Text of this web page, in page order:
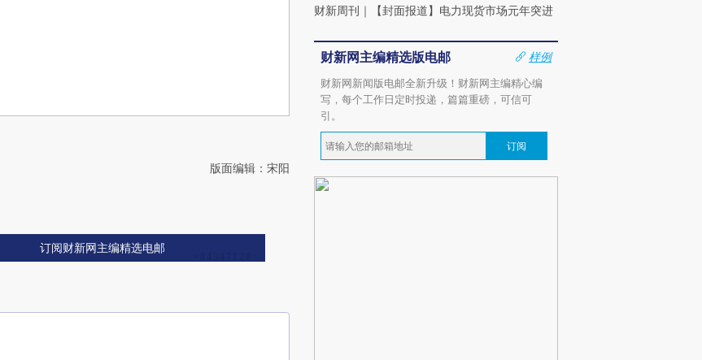
版面编辑：宋阳
订阅财新网主编精选电邮
财新周刊 ｜ 【封面报道】电力现货市场元年突进
财新网主编精选版电邮
样例
财新网新闻版电邮全新升级！财新网主编精心编
写，每个工作日定时投递，篇篇重磅，可信可
引。
订阅